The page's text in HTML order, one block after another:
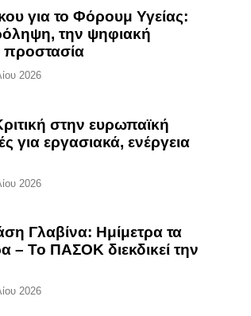
για το Φόρουμ Υγείας:
την ψηφιακή
προστασία
2026
στην ευρωπαϊκή
για εργασιακά, ενέργεια
2026
Γλαβίνα: Ημίμετρα τα
– Το ΠΑΣΟΚ διεκδικεί την
2026